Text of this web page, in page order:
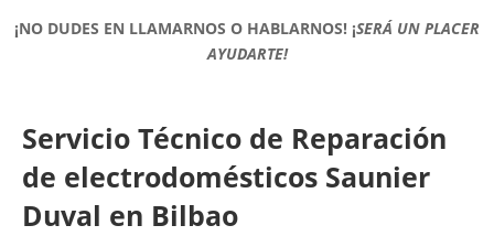
¡NO DUDES EN LLAMARNOS O HABLARNOS! ¡SERÁ UN PLACER
AYUDARTE!
Servicio Técnico de Reparación
de electrodomésticos Saunier
Duval en Bilbao